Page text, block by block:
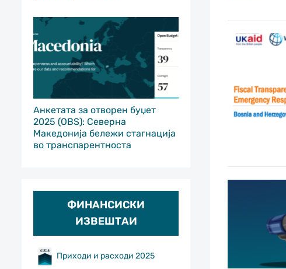
Анкетата за отворен буџет
2025 (OBS): Северна
Македонија бележи стагнација
во транспарентноста
ФИНАНСИСКИ
ИЗВЕШТАИ
Приходи и расходи 2025